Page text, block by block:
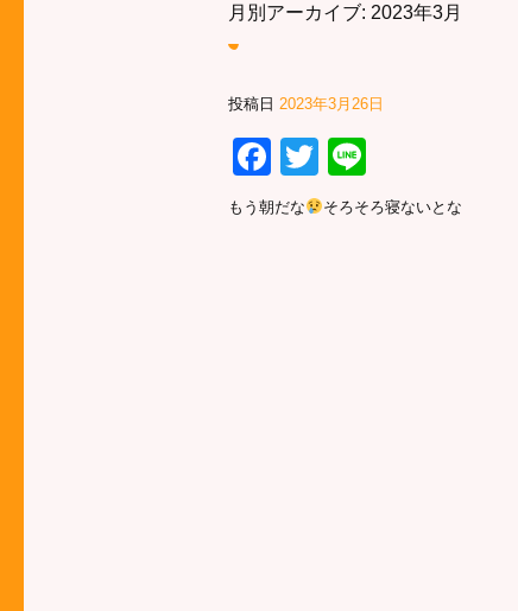
月別アーカイブ: 2023年3月
投稿日 2023年3月26日
Facebook
Twitter
もう朝だな そろそろ寝ないとな